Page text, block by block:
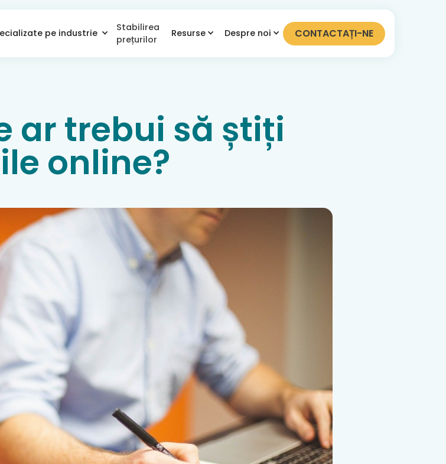
pe industrie
Stabilirea
prețurilor
Resurse Despre noi CONTACTAȚI-NE
ar trebui să știți
online?